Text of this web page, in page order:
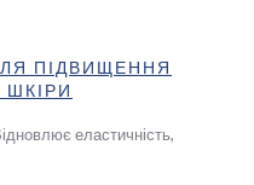
ПІДВИЩЕННЯ
еластичність,